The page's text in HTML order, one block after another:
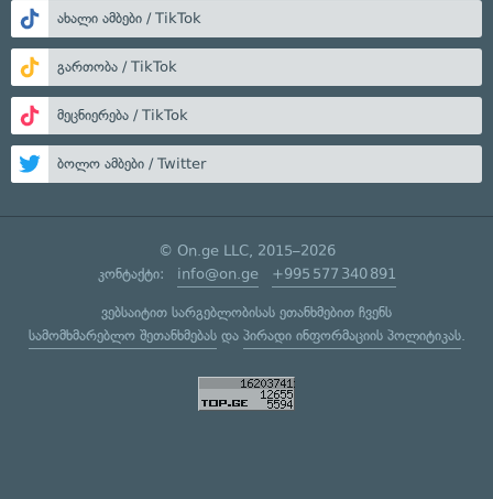
ახალი ამბები / TikTok
გართობა / TikTok
მეცნიერება / TikTok
ბოლო ამბები / Twitter
© On.ge LLC, 2015–2026
კონტაქტი: info@on.ge +995 577 340 891
ვებსაიტით სარგებლობისას ეთანხმებით ჩვენს
სამომხმარებლო შეთანხმებასდა პირადი ინფორმაციის პოლიტიკას.